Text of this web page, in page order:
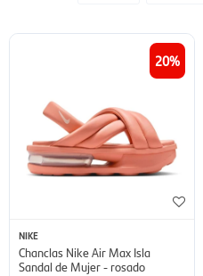
20
NIKE
Chanclas Nike Air Max Isla
Sandal de Mujer - rosado